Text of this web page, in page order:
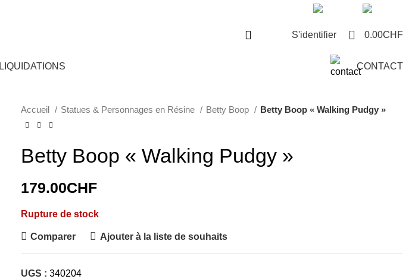
S'identifier 0 0.00CHF
LIQUIDATIONS CONTACT
Accueil Statues & Personnages en Résine Betty Boop Betty Boop « Walking Pudgy »
Betty Boop « Walking Pudgy »
179.00CHF
Rupture de stock
Comparer Ajouter à la liste de souhaits
UGS : 340204